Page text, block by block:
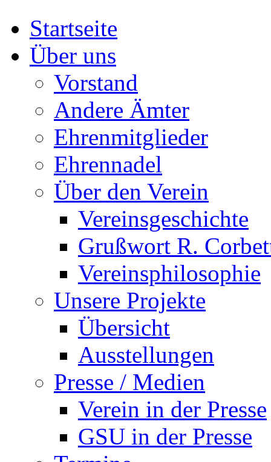
Startseite
Über uns
Vorstand
Andere Ämter
Ehrenmitglieder
Ehrennadel
Über den Verein
Vereinsgeschichte
Grußwort R.
Vereinsphilosophie
Unsere Projekte
Übersicht
Ausstellungen
Presse / Medien
Verein in der Presse
GSU in der Presse